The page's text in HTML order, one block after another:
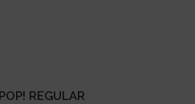
REGULAR